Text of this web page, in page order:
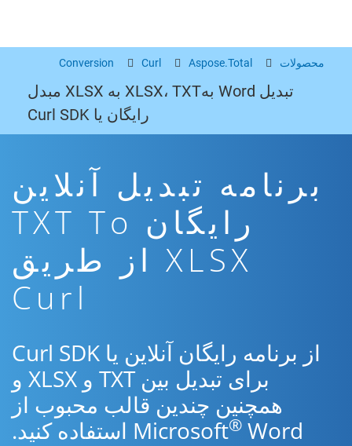
محصولات Aspose.Total
Curl
Conversion
تبدیل Word بهXLSX، TXT به XLSX مبدل
رایگان یا Curl SDK
برنامه تبدیل آنلاین
رایگان TXT To
XLSX از طریق
Curl
از برنامه رایگان آنلاین یا Curl SDK
برای تبدیل بین TXT و XLSX و
همچنین چندین قالب محبوب از
Microsoft® Word استفاده کنید.